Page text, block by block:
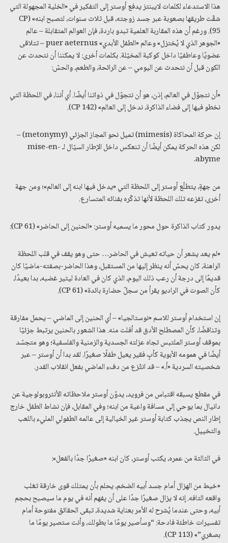
هذا الاستدعاء لكلمات لايبنتز يدفع أوستر إلى التفكير في «الخلية المجهولة التي
شقّت طريقها بصعوبة عبر جسد زوجته، قبل ثلاث سنوات، لتصبح ابنه» (CP
95). ورغم أن هذه المقاربة العلمية تبدو باردة، فإن العوالم المتقابلة – عالم
«الجوهر الذي لا يُختزل» وعالم «الطفل الأبدي» puer aeternus – تتلاقى
عضويًا وعاطفيًا داخل كوكبة المخيّلة. بكلمات أخرى: لا يمكننا أن نتحدث عن
الكون قبل أن نتحدث عن اليومي – عن الرائحة، والطعم، والحسّ:
«أن نتجوّل في العالم، إذن، هو أن نتجوّل في ذواتنا أيضًا. أي أننا، في اللحظة التي
نخطو فيها إلى فضاء الذاكرة، ندخل إلى العالم» (CP 142).
إن حركة المحاكاة (mimesis) تميل نحو المجاز الجزئي (metonymy) –
لكن هذه الحركة يمكن أيضًا أن تنعكس داخل الإطار السيّال لـ mise-en-
abyme.
من جهةٍ، يتطلّع أوستر إلى اللحظة التي «يدخل فيها ابنه إلى العالم»؛ ومن جهة
أخرى، تفزعه تلك اللحظة لأنها تذكّره بفنائه المتسارع.
يدور كتاب الذاكرة حول محور ما يسميه أوستر: «الحنين إلى الحاضر» (CP 61):
«لم يعد يشعر أن حياته تعيش في الحاضر… حتى وهو يقف في قلب اللحظة
الراهنة، كان يحسّ أنه ينظر إليها من المستقبل، وهذا الحاضر-بصفته-ماضيًا كان
قديمًا إلى درجة أن رعب ذلك اليوم، الذي كان في العادة ليثير غضبه، بدا بعيدًا،
كأن الصوت في الراديو يقرأ من سجلّ حضارة بائدة» (CP 61).
إن استخدام أوستر للاسم «نوستالجيا» – أي الحنين إلى الماضي – يحمل مفارقة
وتناقضًا، كأن المصطلح الأدق قد أفلت منه. هذا الشعور بالحنين يرتبط جزئيًا
بموقف أوستر الملتبس تجاه عزلته الجسدية والزمنية والفلسفية؛ وهو متجسّد
أيضًا في همومه الأبوية كأبٍ فقير يعيل طفلًا صغيرًا. لقد بدا أن أوستر – عبر
شخصيته السردية «أ.» – قد انتُزع من دفء الماضي بفعل انقلاب القدر.
في مقطع يسبقه اقتباس من فرويد، يدوّن أوستر ملاحظاته الأنثروبولوجية عن
دانيال بما يوحي إلى مسافة واعية من ابنه؛ وفي المقابل، فإن نشاط الطفل خارج
إطار النص يجذب كتابة أوستر غير الخيالية إلى عالمه الطفولي المليء باللعب
والتخييل.
في الثالثة من عمره، يكتب أوستر، كان ابنه «صغيرًا جدًا بالفعل»:
«خيط من الهزال أمام جسد أبيه الضخم، يحلم بأن يمتلك قوى خارقة تغلب
واقعه التافه. إنه لا يزال صغيرًا جدًا على أن يفهم أنه في يوم ما سيصبح بحجم
أبيه، وحتى عندما يُشرح له الأمر بعناية شديدة، تبقى الحقائق مفتوحة أمام
تفسيرات خاطئة فادحة: “وسأصير يومًا ما بطولك، وأنت ستصير يومًا ما
بصغري”» (CP 113).